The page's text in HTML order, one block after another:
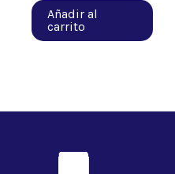
Añadir al
carrito